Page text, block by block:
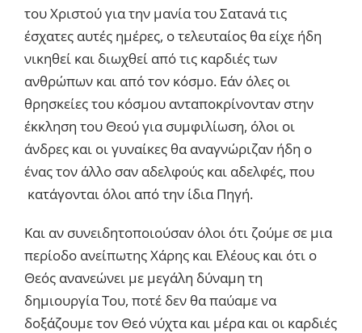
του Χριστού για την μανία του Σατανά τις
έσχατες αυτές ημέρες, ο τελευταίος θα είχε ήδη
νικηθεί και διωχθεί από τις καρδιές των
ανθρώπων και από τον κόσμο. Εάν όλες οι
θρησκείες του κόσμου ανταποκρίνονταν στην
έκκληση του Θεού για συμφιλίωση, όλοι οι
άνδρες και οι γυναίκες θα αναγνώριζαν ήδη ο
ένας τον άλλο σαν αδελφούς και αδελφές, που
κατάγονται όλοι από την ίδια Πηγή.
Και αν συνειδητοποιούσαν όλοι ότι ζούμε σε μια
περίοδο ανείπωτης Χάρης και Ελέους και ότι ο
Θεός ανανεώνει με μεγάλη δύναμη τη
δημιουργία Του, ποτέ δεν θα παύαμε να
δοξάζουμε τον Θεό νύχτα και μέρα και οι καρδιές